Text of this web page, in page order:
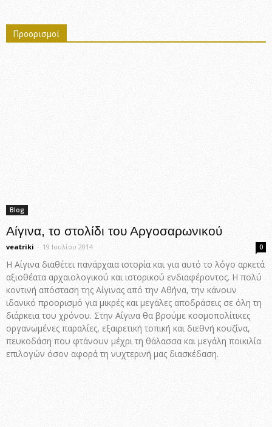
Προορισμοί
Blog
Αίγινα, το στολίδι του Αργοσαρωνικού
veatriki - 19 Ιουλίου 2014 0
Η Αίγινα διαθέτει πανάρχαια ιστορία και για αυτό το λόγο αρκετά
αξιοθέατα αρχαιολογικού και ιστορικού ενδιαφέροντος. Η πολύ
κοντινή απόσταση της Αίγινας από την Αθήνα, την κάνουν
ιδανικό προορισμό για μικρές και μεγάλες αποδράσεις σε όλη τη
διάρκεια του χρόνου. Στην Αίγινα θα βρούμε κοσμοπολίτικες
οργανωμένες παραλίες, εξαιρετική τοπική και διεθνή κουζίνα,
πευκοδάση που φτάνουν μέχρι τη θάλασσα και μεγάλη ποικιλία
επιλογών όσον αφορά τη νυχτερινή μας διασκέδαση.